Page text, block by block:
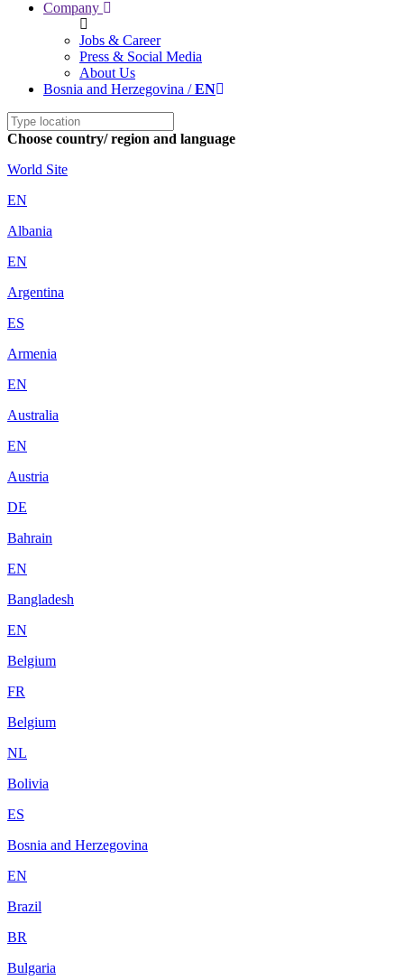
Company
Jobs & Career
Press & Social Media
About Us
Bosnia and Herzegovina /EN
Choose country/ region and language
World Site
EN
Albania
EN
Argentina
ES
Armenia
EN
Australia
EN
Austria
DE
Bahrain
EN
Bangladesh
EN
Belgium
FR
Belgium
NL
Bolivia
ES
Bosnia and Herzegovina
EN
Brazil
BR
Bulgaria